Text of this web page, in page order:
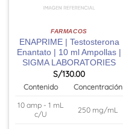
FARMACOS
ENAPRIME | Testosterona
Enantato | 10 ml Ampollas |
SIGMA LABORATORIES
S/130.00
Contenido
Concentración
10 amp - 1 mL
c/U
250 mg/mL